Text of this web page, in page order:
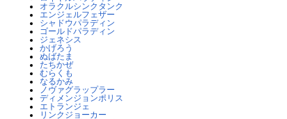
オラクルシンクタンク
エンジェルフェザー
シャドウパラディン
ゴールドパラディン
ジェネシス
かげろう
ぬばたま
たちかぜ
むらくも
なるかみ
ノヴァグラップラー
ディメンジョンポリス
エトランジェ
リンクジョーカー